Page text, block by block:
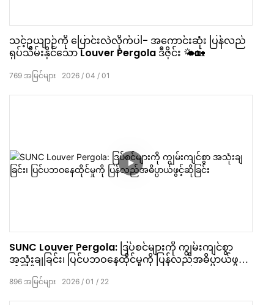
သင့်ဥယျာဉ်ကို ပြောင်းလဲလိုက်ပါ- အကောင်းဆုံး ပြန်လည်
ရုပ်သိမ်းနိုင်သော Louver Pergola ဒီဇိုင်း 🌤️🏡
2026 04 01
769 အမြင်များ
SUNC Louver Pergola: ဒြပ်စင်များကို ကျွမ်းကျင်စွာ
အသုံးချခြင်း၊ ပြင်ပဘဝနေထိုင်မှုကို ပြန်လည်အဓိပ္ပာယ်ဖွင့်
2026 01 22
896 အမြင်များ